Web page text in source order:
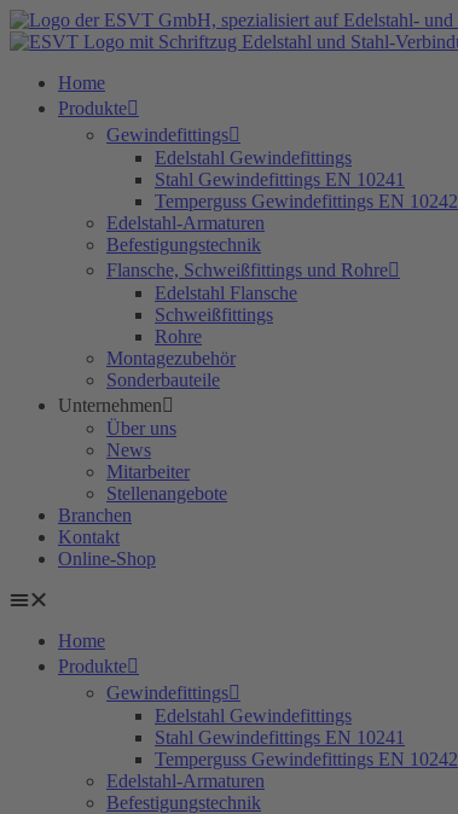
Zum
Inhalt
Home
Produkte
Gewindefittings
Edelstahl Gewindefittings
Stahl Gewindefittings EN 10241
Temperguss Gewindefittings EN 10242
Edelstahl-Armaturen
Befestigungstechnik
Flansche, Schweißfittings und Rohre
Edelstahl Flansche
Schweißfittings
Rohre
Montagezubehör
Sonderbauteile
Unternehmen
Über uns
News
Mitarbeiter
Stellenangebote
Branchen
Kontakt
Online-Shop
Home
Produkte
Gewindefittings
Edelstahl Gewindefittings
Stahl Gewindefittings EN 10241
Temperguss Gewindefittings EN 10242
Edelstahl-Armaturen
Befestigungstechnik